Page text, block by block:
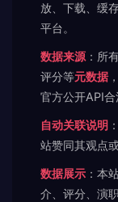
放、下载、缓
平台。
数据来源 ：所
评分等元数据
官方公开API
自动关联说明
站赞同其观点
数据展示 ：本
介、评分、演